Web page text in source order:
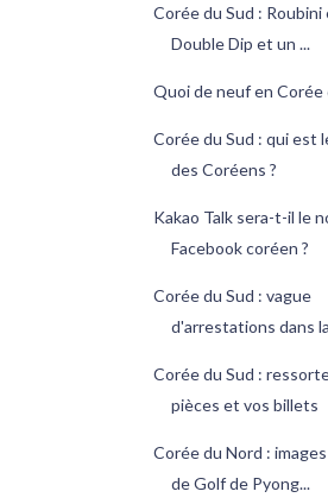
Corée du Sud : Roubini
Double Dip et un ...
Quoi de neuf en Corée
Corée du Sud : qui est
des Coréens ?
Kakao Talk sera-t-il le
Facebook coréen ?
Corée du Sud : vague
d'arrestations dans
Corée du Sud :
pièces et vos billets
Corée du Nord :
de Golf de Pyong...